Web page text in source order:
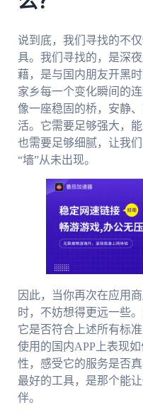
说到底，我们寻找的不
具。我们寻找的，是深
藉，是与国内朋友开黑
家乡每一个变化瞬间的
像一座稳固的桥，安静
活。它需要足够强大，
也需要足够细腻，让我
“墙”从未出现。
因此，当你再次在应用
时，不妨想得更远一些
它是否符合上述所有标
使用的国内APP上表现
性，感受它的服务是否
最好的工具，是那个能
伴。